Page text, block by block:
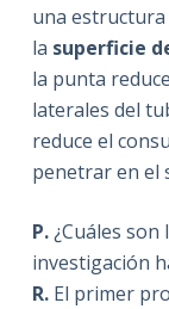
una
la superficie
la punta
laterales del
reduce el
penetrar en el
P.¿Cuáles
investigación
R. El primer